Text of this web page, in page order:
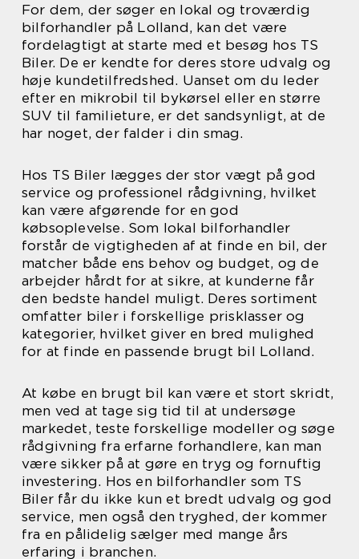
For dem, der søger en lokal og troværdig
bilforhandler på Lolland, kan det være
fordelagtigt at starte med et besøg hos TS
Biler. De er kendte for deres store udvalg og
høje kundetilfredshed. Uanset om du leder
efter en mikrobil til bykørsel eller en større
SUV til familieture, er det sandsynligt, at de
har noget, der falder i din smag.
Hos TS Biler lægges der stor vægt på god
service og professionel rådgivning, hvilket
kan være afgørende for en god
købsoplevelse. Som lokal bilforhandler
forstår de vigtigheden af at finde en bil, der
matcher både ens behov og budget, og de
arbejder hårdt for at sikre, at kunderne får
den bedste handel muligt. Deres sortiment
omfatter biler i forskellige prisklasser og
kategorier, hvilket giver en bred mulighed
for at finde en passende brugt bil Lolland.
At købe en brugt bil kan være et stort skridt,
men ved at tage sig tid til at undersøge
markedet, teste forskellige modeller og søge
rådgivning fra erfarne forhandlere, kan man
være sikker på at gøre en tryg og fornuftig
investering. Hos en bilforhandler som TS
Biler får du ikke kun et bredt udvalg og god
service, men også den tryghed, der kommer
fra en pålidelig sælger med mange års
erfaring i branchen.